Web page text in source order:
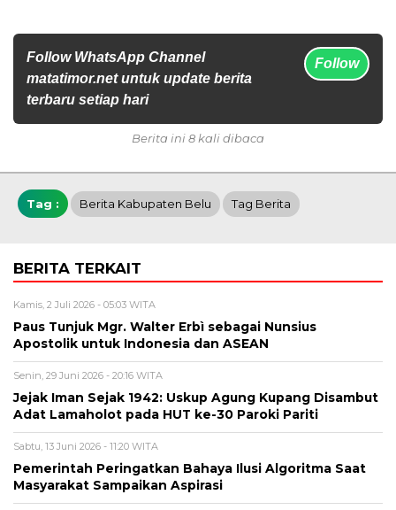
Follow WhatsApp Channel
matatimor.net untuk update berita
terbaru setiap hari
Follow
Berita ini 8 kali dibaca
Tag : Berita Kabupaten Belu Tag Berita
BERITA TERKAIT
Kamis, 2 Juli 2026 - 05:03 WITA
Paus Tunjuk Mgr. Walter Erbì sebagai Nunsius
Apostolik untuk Indonesia dan ASEAN
Senin, 29 Juni 2026 - 20:16 WITA
Jejak Iman Sejak 1942: Uskup Agung Kupang Disambut
Adat Lamaholot pada HUT ke-30 Paroki Pariti
Sabtu, 13 Juni 2026 - 11:20 WITA
Pemerintah Peringatkan Bahaya Ilusi Algoritma Saat
Masyarakat Sampaikan Aspirasi